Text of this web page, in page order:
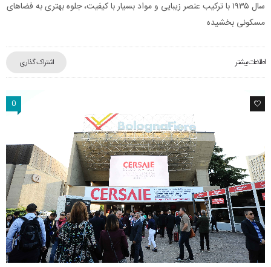
سال ۱۹۳۵ با ترکیب عنصر زیبایی و مواد بسیار با کیفیت، جلوه بهتری به فضاهای
مسکونی بخشیده
اطلاعات بیشتر اشتراک گذاری
0 0